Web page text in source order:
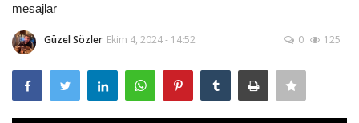
Aşk Sözleri
Güzel Sözler
mesajlar
Güzel Sözler Ekim 4, 2024 - 14:52 0 125